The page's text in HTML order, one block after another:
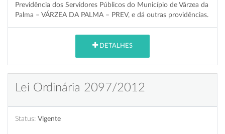
Previdência dos Servidores Públicos do Município de Várzea da
Palma – VÁRZEA DA PALMA – PREV, e dá outras providências.
DETALHES
Lei Ordinária 2097/2012
Status: Vigente